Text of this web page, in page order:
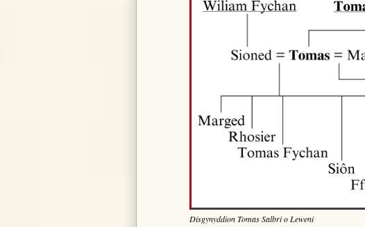
Disgynyddion Tomas Salbri o Leweni